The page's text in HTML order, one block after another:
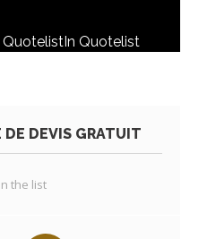
QuotelistIn Quotelist
DE DEVIS GRATUIT
the list